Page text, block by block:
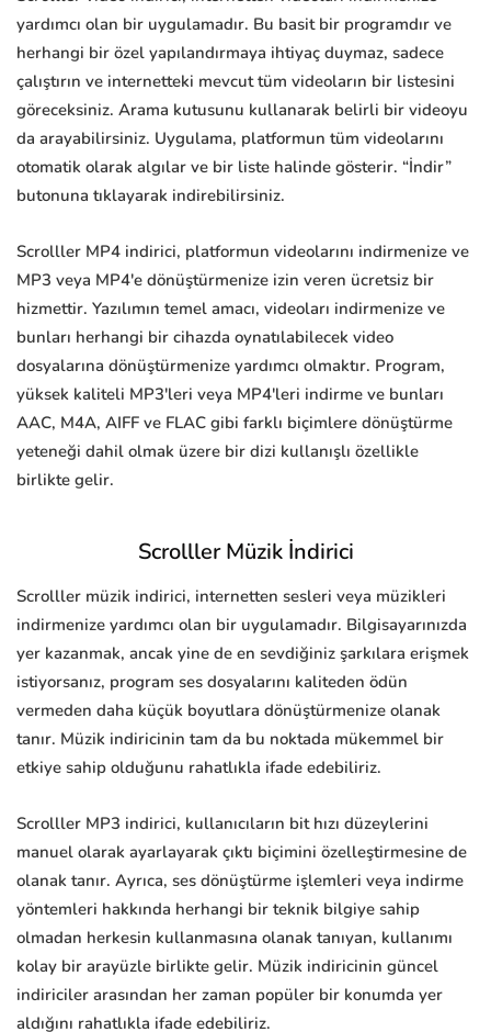
yardımcı olan bir uygulamadır. Bu basit bir programdır ve
herhangi bir özel yapılandırmaya ihtiyaç duymaz, sadece
çalıştırın ve internetteki mevcut tüm videoların bir listesini
göreceksiniz. Arama kutusunu kullanarak belirli bir videoyu
da arayabilirsiniz. Uygulama, platformun tüm videolarını
otomatik olarak algılar ve bir liste halinde gösterir. “İndir”
butonuna tıklayarak indirebilirsiniz.
Scrolller MP4 indirici, platformun videolarını indirmenize ve
MP3 veya MP4'e dönüştürmenize izin veren ücretsiz bir
hizmettir. Yazılımın temel amacı, videoları indirmenize ve
bunları herhangi bir cihazda oynatılabilecek video
dosyalarına dönüştürmenize yardımcı olmaktır. Program,
yüksek kaliteli MP3'leri veya MP4'leri indirme ve bunları
AAC, M4A, AIFF ve FLAC gibi farklı biçimlere dönüştürme
yeteneği dahil olmak üzere bir dizi kullanışlı özellikle
birlikte gelir.
Scrolller Müzik İndirici
Scrolller müzik indirici, internetten sesleri veya müzikleri
indirmenize yardımcı olan bir uygulamadır. Bilgisayarınızda
yer kazanmak, ancak yine de en sevdiğiniz şarkılara erişmek
istiyorsanız, program ses dosyalarını kaliteden ödün
vermeden daha küçük boyutlara dönüştürmenize olanak
tanır. Müzik indiricinin tam da bu noktada mükemmel bir
etkiye sahip olduğunu rahatlıkla ifade edebiliriz.
Scrolller MP3 indirici, kullanıcıların bit hızı düzeylerini
manuel olarak ayarlayarak çıktı biçimini özelleştirmesine de
olanak tanır. Ayrıca, ses dönüştürme işlemleri veya indirme
yöntemleri hakkında herhangi bir teknik bilgiye sahip
olmadan herkesin kullanmasına olanak tanıyan, kullanımı
kolay bir arayüzle birlikte gelir. Müzik indiricinin güncel
indiriciler arasından her zaman popüler bir konumda yer
aldığını rahatlıkla ifade edebiliriz.